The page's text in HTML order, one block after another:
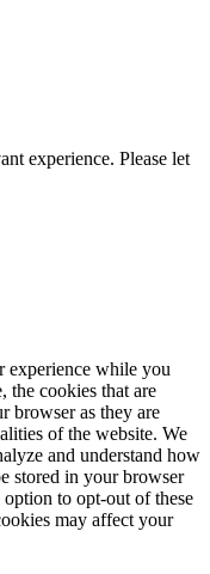
experience. Please let
experience while you
the cookies that are
browser as they are
of the website. We
and understand how
stored in your browser
to opt-out of these
may affect your